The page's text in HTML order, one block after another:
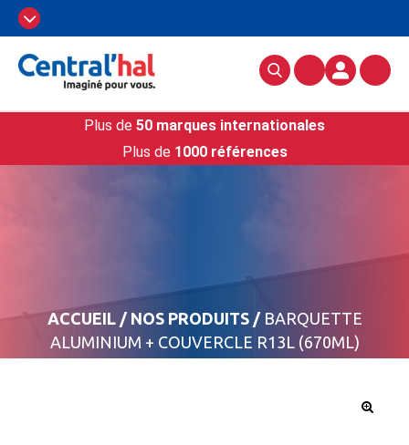
Plus de 50 marques internationales
Plus de 1000 références
ACCUEIL/ NOS PRODUITS/ BARQUETTE
ALUMINIUM + COUVERCLE R13L (670ML)